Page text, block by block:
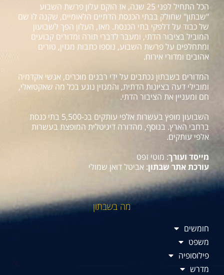
הכל התחיל לפני 25 שנה, אז הוקם עלון פרשת השבוע
"שבתון" שחולק בבתי הכנסת הדתיים הלאומיים, שקנה לו שם
של כבוד על דלפקי בתי הכנסת. מאז, העלון הפך לשבועון
המוביל בציבור הדתי, ומעבר לדברי תורה ומדורים קבועים
ומתחלפים על פרשת השבוע, נוספו כתבות מגזין, טורים
אהובים ומדורי אירוח.
המדורים בשבתון נכתבים על ידי רבנים מוכרים, אנשי אקדמיה
ומובילי דעה בציונות הדתית, והמגזין נוגע בכל מה שאקטואלי,
חם ומעניין את הציבור הדתי.
השבועון מופץ בעשרות אלפי עותקים בכ-5,500 בתי כנסת
ברחבי הארץ. בנוסף, מהדורה דיגיטלית המופצת בעשרות
אלפי עותקים.
מייסד ועורך: מוטי זפט
עורכת אתר שבתון: אביטל דואן שמולי
מה בשבתון
חומשים
משפט
פילוסופיה
מדרש